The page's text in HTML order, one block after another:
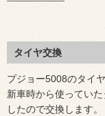
タイヤ交換
プジョー5008のタイヤ
新車時から使ってい
したので交換します。